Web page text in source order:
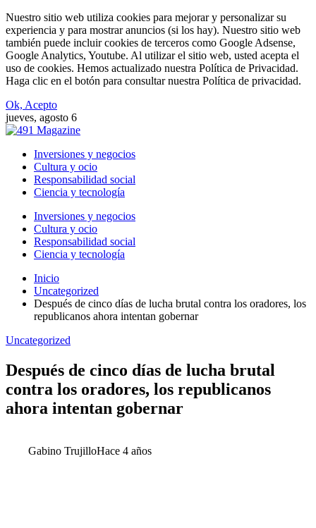
Nuestro sitio web utiliza cookies para mejorar y personalizar su
experiencia y para mostrar anuncios (si los hay). Nuestro sitio web
también puede incluir cookies de terceros como Google Adsense,
Google Analytics, Youtube. Al utilizar el sitio web, usted acepta el
uso de cookies. Hemos actualizado nuestra Política de Privacidad.
Haga clic en el botón para consultar nuestra Política de privacidad.
Ok, Acepto
jueves, agosto 6
Inversiones y negocios
Cultura y ocio
Responsabilidad social
Ciencia y tecnología
Inversiones y negocios
Cultura y ocio
Responsabilidad social
Ciencia y tecnología
Inicio
Uncategorized
Después de cinco días de lucha brutal contra los oradores, los
republicanos ahora intentan gobernar
Uncategorized
Después de cinco días de lucha brutal
contra los oradores, los republicanos
ahora intentan gobernar
Gabino TrujilloHace 4 años